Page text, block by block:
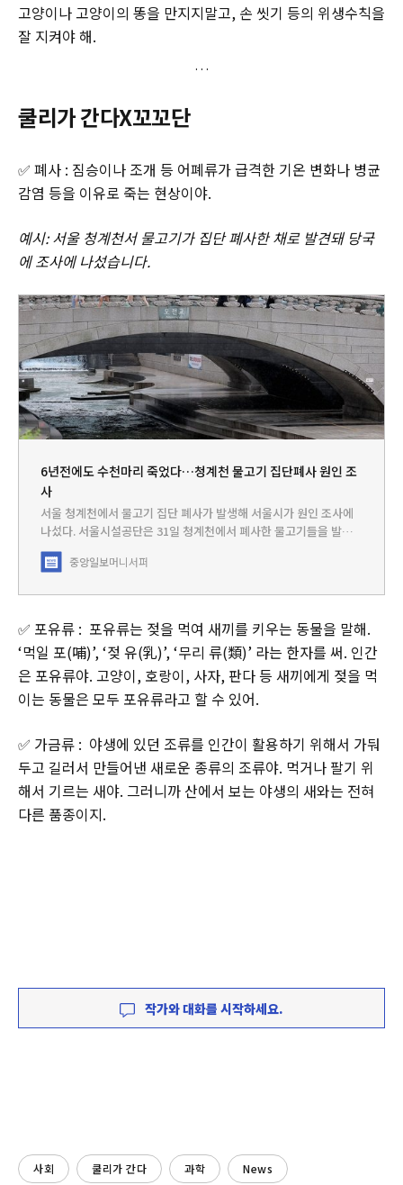
고양이나 고양이의 똥을 만지지말고, 손 씻기 등의 위생수칙을
잘 지켜야 해.
쿨리가 간다X꼬꼬단
✅ 폐사 : 짐승이나 조개 등 어폐류가 급격한 기온 변화나 병균
감염 등을 이유로 죽는 현상이야.
예시: 서울 청계천서 물고기가 집단 폐사한 채로 발견돼 당국
에 조사에 나섰습니다.
6년전에도 수천마리 죽었다…청계천 물고기 집단폐사 원인 조
사
서울 청계천에서 물고기 집단 폐사가 발생해 서울시가 원인 조사에
나섰다. 서울시설공단은 31일 청계천에서 폐사한 물고기들을 발견
해 사체를 수거 중이라고 밝혔다. 공단은 하천수를 채취·분석해 용존
산소 농도와 최근 호우
중앙일보머니서퍼
✅ 포유류 : 포유류는 젖을 먹여 새끼를 키우는 동물을 말해.
‘먹일 포(哺)’, ‘젖 유(乳)’, ‘무리 류(類)’ 라는 한자를 써. 인간
은 포유류야. 고양이, 호랑이, 사자, 판다 등 새끼에게 젖을 먹
이는 동물은 모두 포유류라고 할 수 있어.
✅ 가금류 : 야생에 있던 조류를 인간이 활용하기 위해서 가둬
두고 길러서 만들어낸 새로운 종류의 조류야. 먹거나 팔기 위
해서 기르는 새야. 그러니까 산에서 보는 야생의 새와는 전혀
다른 품종이지.
작가와 대화를 시작하세요.
사회 쿨리가 간다 과학 News